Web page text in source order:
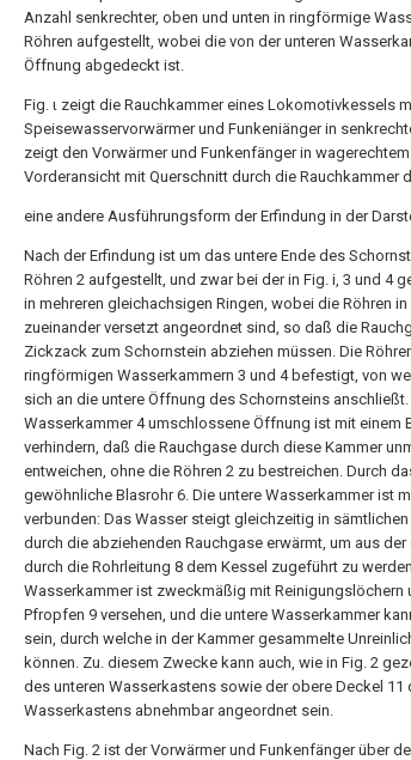
Anzahl senkrechter, oben und unten in ringförmige
Röhren aufgestellt, wobei die von der unteren
Öffnung abgedeckt ist.
Fig. ι zeigt die Rauchkammer eines Lokomotivkessels
Speisewasservorwärmer und Funkeniänger in
zeigt den Vorwärmer und Funkenfänger in
Vorderansicht mit Querschnitt durch die Rauchkammer
eine andere Ausführungsform der Erfindung in der
Nach der Erfindung ist um das untere Ende des
Röhren 2 aufgestellt, und zwar bei der in Fig. i, 3 und 4
in mehreren gleichachsigen Ringen, wobei die Röhren
zueinander versetzt angeordnet sind, so daß die
Zickzack zum Schornstein abziehen müssen. Die
ringförmigen Wasserkammern 3 und 4 befestigt, von
sich an die untere Öffnung des Schornsteins anschließt.
Wasserkammer 4 umschlossene Öffnung ist mit einem
verhindern, daß die Rauchgase durch diese Kammer
entweichen, ohne die Röhren 2 zu bestreichen. Durch
gewöhnliche Blasrohr 6. Die untere Wasserkammer ist
verbunden: Das Wasser steigt gleichzeitig in sämtlichen
durch die abziehenden Rauchgase erwärmt, um aus
durch die Rohrleitung 8 dem Kessel zugeführt zu
Wasserkammer ist zweckmäßig mit Reinigungslöchern
Pfropfen 9 versehen, und die untere Wasserkammer
sein, durch welche in der Kammer gesammelte
können. Zu. diesem Zwecke kann auch, wie in Fig. 2
des unteren Wasserkastens sowie der obere Deckel 11
Wasserkastens abnehmbar angeordnet sein.
Nach Fig. 2 ist der Vorwärmer und Funkenfänger über